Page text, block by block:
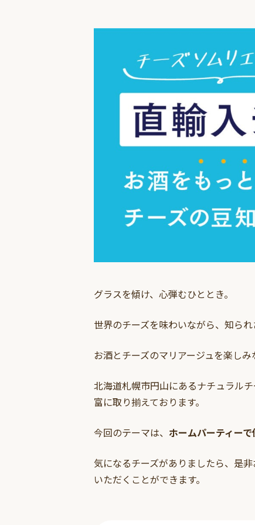
グラスを傾け、心弾むひととき。
世界のチーズを味わいながら、知ら
お酒とチーズのマリアージュを楽し
北海道札幌市円山にあるナチュラル
富に取り揃えております。
今回のテーマは、 ホームパーティーで
気になるチーズがありましたら、是
いただくことができます。